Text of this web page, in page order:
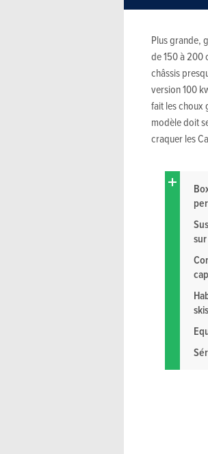
Plus grande,
de 150 à 200
châssis
version 100
fait les choux
modèle doit
craquer les
skis